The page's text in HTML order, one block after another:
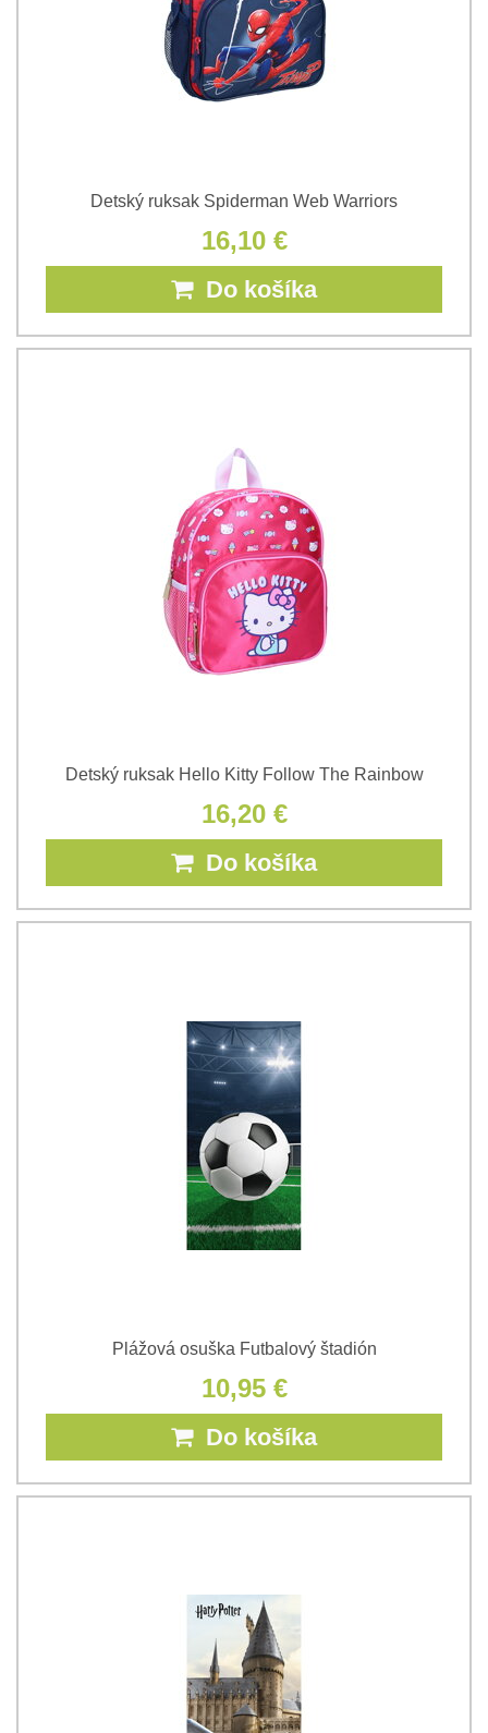
Detský ruksak Spiderman Web Warriors
16,10 €
Do košíka
Detský ruksak Hello Kitty Follow The Rainbow
16,20 €
Do košíka
Plážová osuška Futbalový štadión
10,95 €
Do košíka